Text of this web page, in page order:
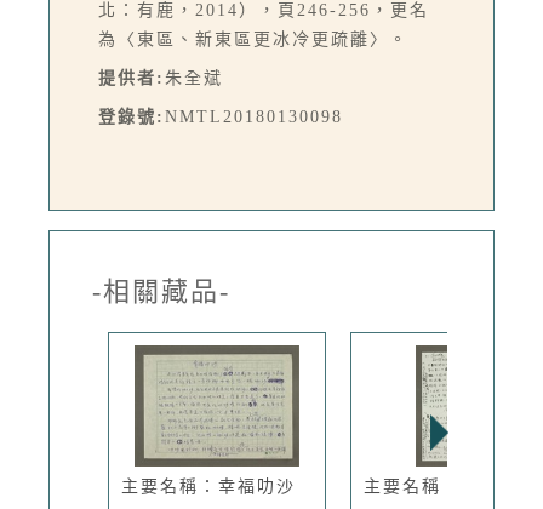
北：有鹿，2014），頁246-256，更名
為〈東區、新東區更冰冷更疏離〉。
提供者: 朱全斌
登錄號: NMTL20180130098
-相關藏品-
主要名稱：幸福叻沙 主要名稱：文化快遞